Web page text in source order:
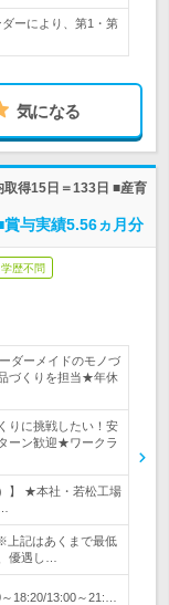
ーにより、第1・第
気になる
得15日＝133日 ■産育
与実績5.56ヵ月分
学歴不問
ダーメイドのモノづ
づくりを担当★年休
りに挑戦したい！安
ーン歓迎★ワークラ
】 ★本社・若松工場
上記はあくまで最低
優遇し…
18:20/13:00～21:…